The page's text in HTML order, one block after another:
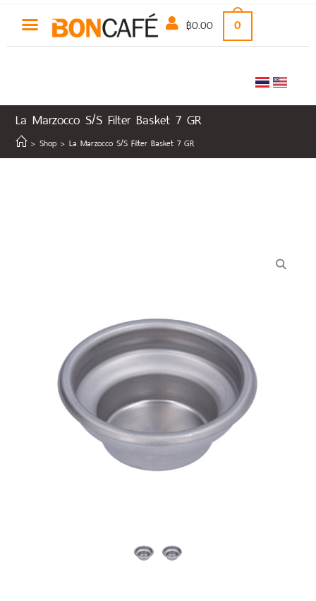
฿0.00 0
La Marzocco S/S Filter Basket 7 GR
> Shop > La Marzocco S/S Filter Basket 7 GR